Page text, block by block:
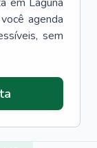
agenda
sem